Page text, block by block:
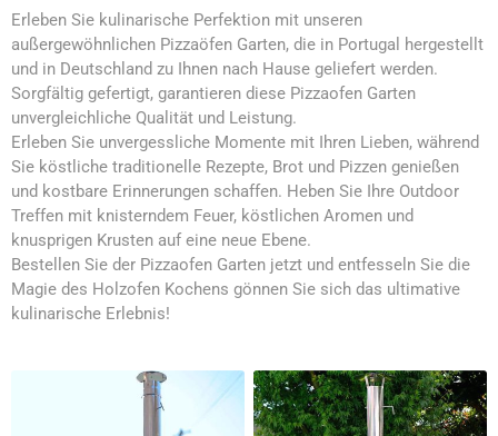
Erleben Sie kulinarische Perfektion mit unseren
außergewöhnlichen Pizzaöfen Garten, die in Portugal hergestellt
und in Deutschland zu Ihnen nach Hause geliefert werden.
Sorgfältig gefertigt, garantieren diese Pizzaofen Garten
unvergleichliche Qualität und Leistung.
Erleben Sie unvergessliche Momente mit Ihren Lieben, während
Sie köstliche traditionelle Rezepte, Brot und Pizzen genießen
und kostbare Erinnerungen schaffen. Heben Sie Ihre Outdoor
Treffen mit knisterndem Feuer, köstlichen Aromen und
knusprigen Krusten auf eine neue Ebene.
Bestellen Sie der Pizzaofen Garten jetzt und entfesseln Sie die
Magie des Holzofen Kochens gönnen Sie sich das ultimative
kulinarische Erlebnis!